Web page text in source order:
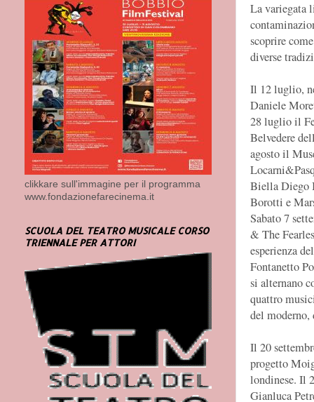
La variegata
scoprire
diverse
Il 12 luglio,
Daniele
28 luglio il
Belvedere
agosto il
Biella Diego
Borotti e
Sabato 7
& The
esperienza
Fontanetto
si alternano
quattro
del moderno,
Il 20
progetto
londinese. Il
Gianluca
clikkare sull'immagine per il programma
www.fondazionefarecinema.it
SCUOLA DEL TEATRO MUSICALE CORSO
TRIENNALE PER ATTORI